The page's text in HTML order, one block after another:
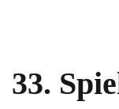
33.